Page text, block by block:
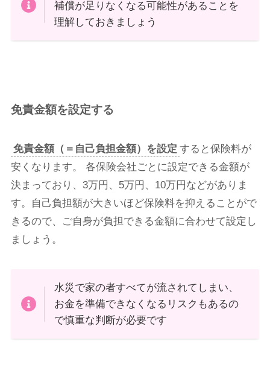
補償が足りなくなる可能性があることを
理解しておきましょう
免責金額を設定する
免責金額（＝自己負担金額）を設定 すると保険料が
安くなります。 各保険会社ごとに設定できる金額が
決まっており、3万円、5万円、10万円などがありま
す。自己負担額が大きいほど保険料を抑えることがで
きるので、ご自身が負担できる金額に合わせて設定し
ましょう。
水災で家の者すべてが流されてしまい、
お金を準備できなくなるリスクもあるの
で慎重な判断が必要です